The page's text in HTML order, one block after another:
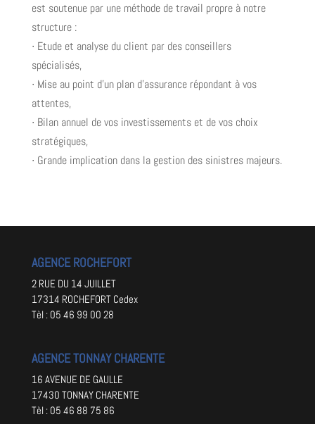
est soutenue par une méthode de travail propre à notre
structure :
∙ Etude et analyse du client par des conseillers
spécialisés,
∙ Mise au point d’un plan d’assurance répondant à vos
attentes,
∙ Bilan annuel de vos investissements et de vos choix
stratégiques,
∙ Grande implication dans la gestion des sinistres majeurs.
AGENCE ROCHEFORT
2 RUE DU 14 JUILLET
17314 ROCHEFORT Cedex
Tèl : 05 46 99 00 28
AGENCE TONNAY CHARENTE
16 AVENUE DE GAULLE
17430 TONNAY CHARENTE
Tèl : 05 46 88 75 86